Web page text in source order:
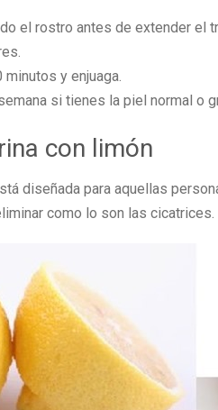
el rostro antes de extender el
minutos y enjuaga.
si tienes la piel normal o
con limón
diseñada para aquellas
como lo son las cicatrices.